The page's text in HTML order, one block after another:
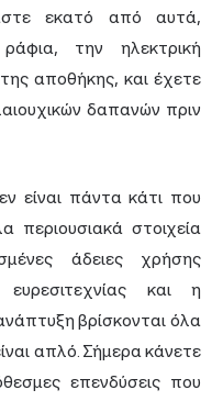
εκατό από αυτά,
την ηλεκτρική
αποθήκης, και έχετε
δαπανών πριν
είναι πάντα κάτι που
περιουσιακά στοιχεία
άδειες χρήσης
και η
βρίσκονται όλα
απλό. Σήμερα κάνετε
επενδύσεις που